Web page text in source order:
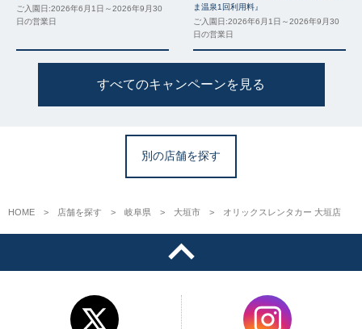
ご入園日:2026年6月1日～2026年9月30
日の営業日
ま温泉1回利用料』
ご入園日:2026年6月1日～2026年9月30
日の営業日
すべてのキャンペーンを見る
別の店舗を探す
HOME 店舗を探す 岐阜県 大垣市 オリックスレンタカー 大垣店